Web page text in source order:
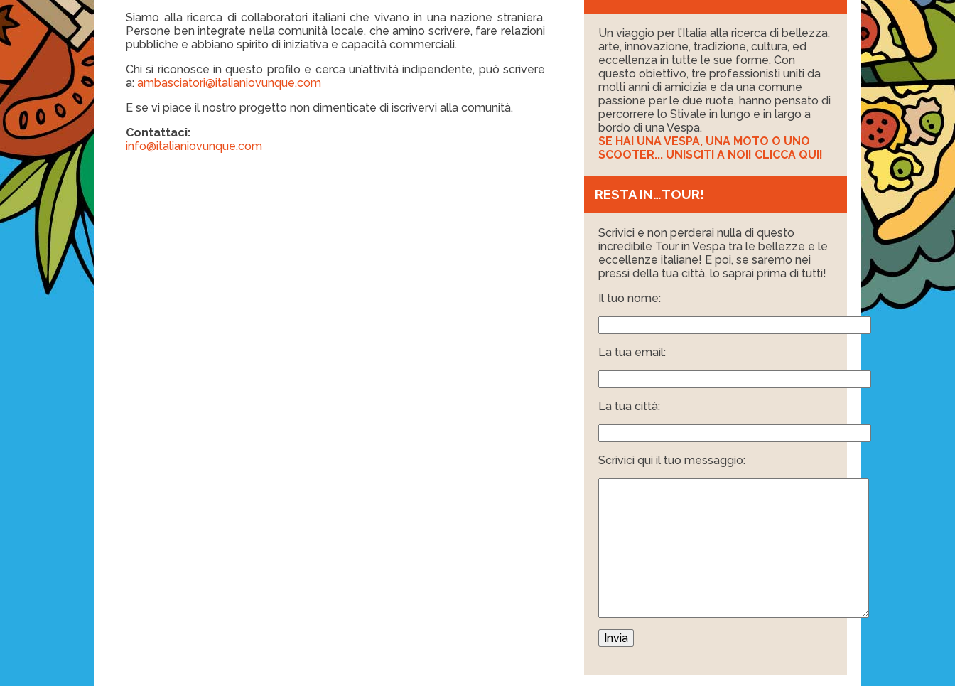
Siamo alla ricerca di collaboratori italiani che vivano in una nazione straniera.
Persone ben integrate nella comunità locale, che amino scrivere, fare relazioni
pubbliche e abbiano spirito di iniziativa e capacità commerciali.
Chi si riconosce in questo profilo e cerca un’attività indipendente, può scrivere
a: ambasciatori@italianiovunque.com
E se vi piace il nostro progetto non dimenticate di iscrivervi alla comunità.
Contattaci:
info@italianiovunque.com
Un viaggio per l’Italia alla ricerca di bellezza,
arte, innovazione, tradizione, cultura, ed
eccellenza in tutte le sue forme. Con
questo obiettivo, tre professionisti uniti da
molti anni di amicizia e da una comune
passione per le due ruote, hanno pensato di
percorrere lo Stivale in lungo e in largo a
bordo di una Vespa.
SE HAI UNA VESPA, UNA MOTO O UNO
SCOOTER... UNISCITI A NOI! CLICCA QUI!
RESTA IN…TOUR!
Scrivici e non perderai nulla di questo
incredibile Tour in Vespa tra le bellezze e le
eccellenze italiane! E poi, se saremo nei
pressi della tua città, lo saprai prima di tutti!
Il tuo nome:
La tua email:
La tua città:
Scrivici qui il tuo messaggio: